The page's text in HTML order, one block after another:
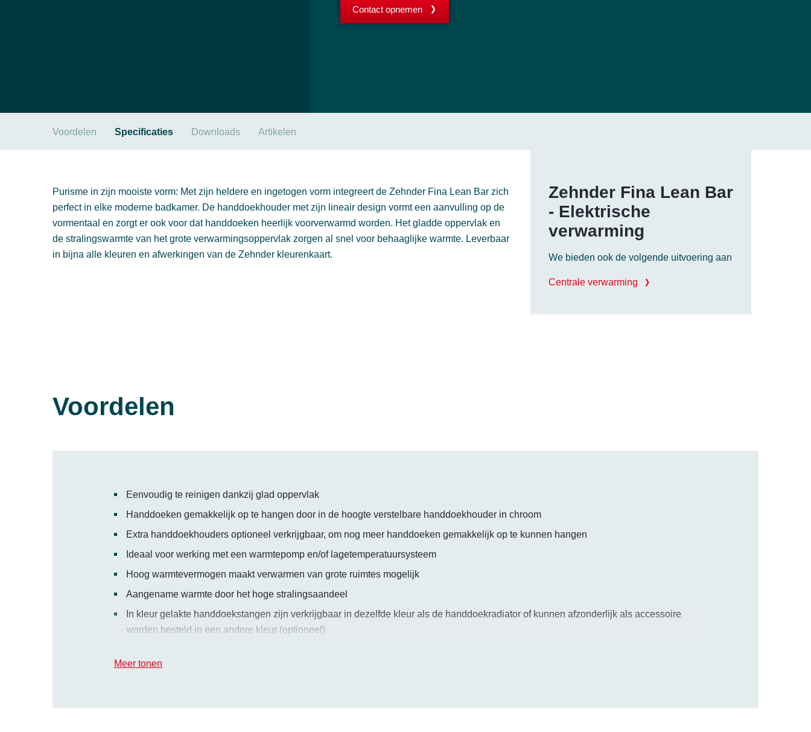
Contact opnemen
Voordelen Specificaties Downloads Artikelen
Purisme in zijn mooiste vorm: Met zijn heldere en ingetogen vorm integreert de Zehnder Fina Lean Bar zich
perfect in elke moderne badkamer. De handdoekhouder met zijn lineair design vormt een aanvulling op de
vormentaal en zorgt er ook voor dat handdoeken heerlijk voorverwarmd worden. Het gladde oppervlak en
de stralingswarmte van het grote verwarmingsoppervlak zorgen al snel voor behaaglijke warmte. Leverbaar
in bijna alle kleuren en afwerkingen van de Zehnder kleurenkaart.
Zehnder Fina Lean Bar
- Elektrische
verwarming
We bieden ook de volgende uitvoering aan
Centrale verwarming
Voordelen
Eenvoudig te reinigen dankzij glad oppervlak
Handdoeken gemakkelijk op te hangen door in de hoogte verstelbare handdoekhouder in chroom
Extra handdoekhouders optioneel verkrijgbaar, om nog meer handdoeken gemakkelijk op te kunnen hangen
Ideaal voor werking met een warmtepomp en/of lagetemperatuursysteem
Hoog warmtevermogen maakt verwarmen van grote ruimtes mogelijk
Aangename warmte door het hoge stralingsaandeel
In kleur gelakte handdoekstangen zijn verkrijgbaar in dezelfde kleur als de handdoekradiator of kunnen afzonderlijk als accessoire
worden besteld in een andere kleur (optioneel)
Meer tonen